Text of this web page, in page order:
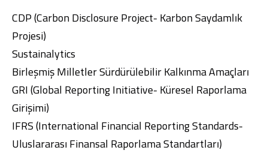
CDP (Carbon Disclosure Project- Karbon Saydamlık
Projesi)
Sustainalytics
Birleşmiş Milletler Sürdürülebilir Kalkınma Amaçları
GRI (Global Reporting Initiative- Küresel Raporlama
Girişimi)
IFRS (International Financial Reporting Standards-
Uluslararası Finansal Raporlama Standartları)